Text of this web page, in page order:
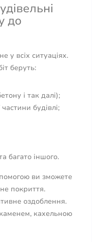
до
у всіх ситуаціях.
беруть:
і так далі);
будівлі;
багато іншого.
ви зможете
покриття.
оздоблення.
кахельною